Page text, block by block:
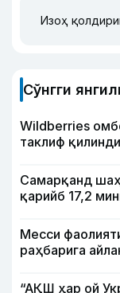
Изоҳ
Сўнгги
Wildberries
таклиф қилинди
Самарқанд
қарийб 17,2
Месси
раҳбарига
“АҚШ ҳар ой